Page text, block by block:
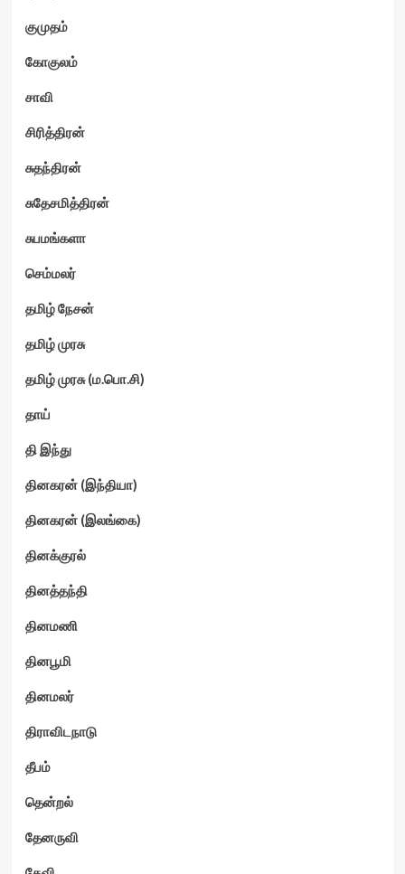
குமுதம்
கோகுலம்
சாவி
சிரித்திரன்
சுதந்திரன்
சுதேசமித்திரன்
சுபமங்களா
செம்மலர்
தமிழ் நேசன்
தமிழ் முரசு
தமிழ் முரசு (ம.பொ.சி)
தாய்
தி இந்து
தினகரன் (இந்தியா)
தினகரன் (இலங்கை)
தினக்குரல்
தினத்தந்தி
தினமணி
தினபூமி
தினமலர்
திராவிடநாடு
தீபம்
தென்றல்
தேனருவி